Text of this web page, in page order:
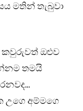
මතින් තැබුවා
කවුරුවත් ඔළුව
තමයි
උගෙ අම්මගෙ